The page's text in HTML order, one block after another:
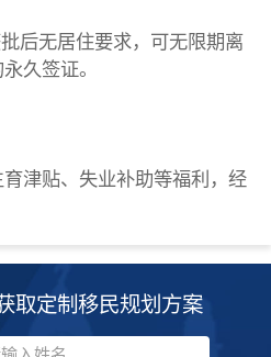
后无居住要求，可无限期离
久签证。
津贴、失业补助等福利，经
取定制移民规划方案